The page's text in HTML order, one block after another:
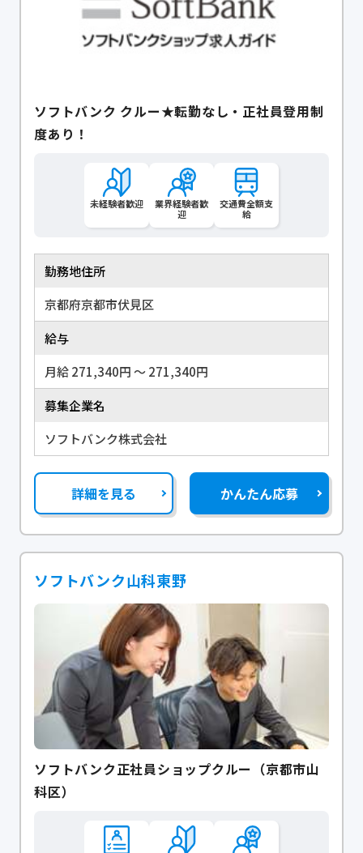
ソフトバンク クルー★転勤なし・正社員登用制
度あり！
未経験者歓迎
業界経験者歓
迎
交通費全額支
給
勤務地住所
京都府京都市伏見区
給与
月給 271,340円 〜 271,340円
募集企業名
ソフトバンク株式会社
詳細を見る かんたん応募
ソフトバンク山科東野
ソフトバンク正社員ショップクルー（京都市山
科区）